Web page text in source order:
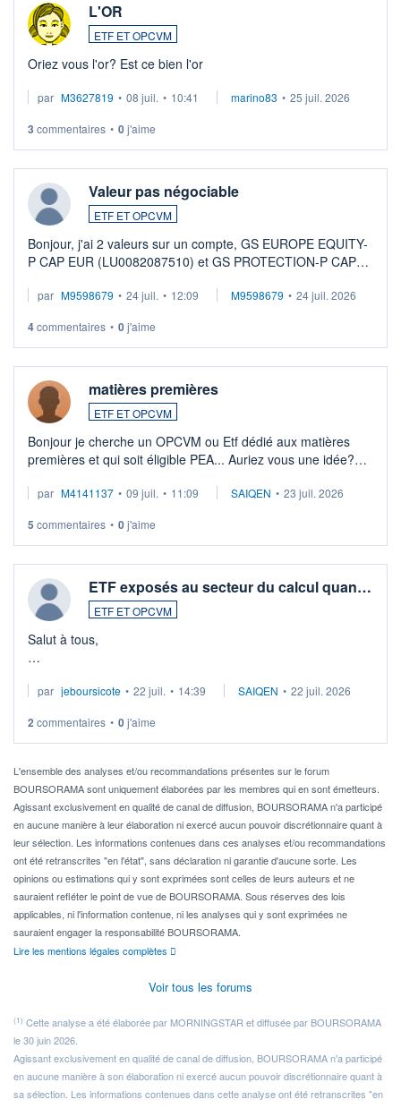
L'OR
ETF ET OPCVM
Oriez vous l'or? Est ce bien l'or
par M3627819 • 08 juil. • 10:41 marino83 • 25 juil. 2026
3 commentaires • 0j'aime
Valeur pas négociable
ETF ET OPCVM
Bonjour, j'ai 2 valeurs sur un compte, GS EUROPE EQUITY-
P CAP EUR (LU0082087510) et GS PROTECTION-P CAP
veux procéder à la vente, on me signale ...
par M9598679 • 24 juil. • 12:09 M9598679 • 24 juil. 2026
4commentaires • 0j'aime
matières premières
ETF ET OPCVM
Bonjour je cherche un OPCVM ou Etf dédié aux matières
premières et qui soit éligible PEA... Auriez vous une idée?
par M4141137 • 09 juil. • 11:09 SAIQEN • 23 juil. 2026
5 commentaires • 0j'aime
ETF exposés au secteur du calcul quan…
ETF ET OPCVM
Salut à tous,
via un ETF plutôt que des actions individuelles.
Idéalement, je voudrais qu'il soit éligible au PEA.
Pour l' ...
par jeboursicote • 22 juil. • 14:39 SAIQEN • 22 juil. 2026
2 commentaires • 0j'aime
L'ensemble des analyses et/ou recommandations présentes sur le forum
BOURSORAMA sont uniquement élaborées par les membres qui en sont émetteurs.
Agissant exclusivement en qualité de canal de diffusion, BOURSORAMA n'a participé
en aucune manière à leur élaboration ni exercé aucun pouvoir discrétionnaire quant à
leur sélection. Les informations contenues dans ces analyses et/ou recommandations
ont été retranscrites "en l'état", sans déclaration ni garantie d'aucune sorte. Les
opinions ou estimations qui y sont exprimées sont celles de leurs auteurs et ne
sauraient refléter le point de vue de BOURSORAMA. Sous réserves des lois
applicables, ni l'information contenue, ni les analyses qui y sont exprimées ne
sauraient engager la responsabilité BOURSORAMA.
Lire les mentions légales complètes
Voir tous les forums
(1) Cette analyse a été élaborée par MORNINGSTAR et diffusée par BOURSORAMA
le 30 juin 2026.
Agissant exclusivement en qualité de canal de diffusion, BOURSORAMA n'a participé
en aucune manière à son élaboration ni exercé aucun pouvoir discrétionnaire quant à
sa sélection. Les informations contenues dans cette analyse ont été retranscrites "en